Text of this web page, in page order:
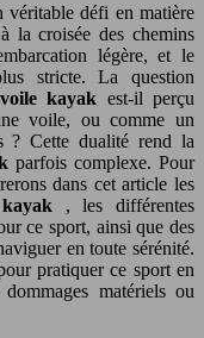
véritable défi en matière
la croisée des chemins
légère, et le
stricte. La question
voile kayak est-il perçu
voile, ou comme un
? Cette dualité rend la
parfois complexe. Pour
dans cet article les
, les différentes
ce sport, ainsi que des
en toute sérénité.
pratiquer ce sport en
matériels ou